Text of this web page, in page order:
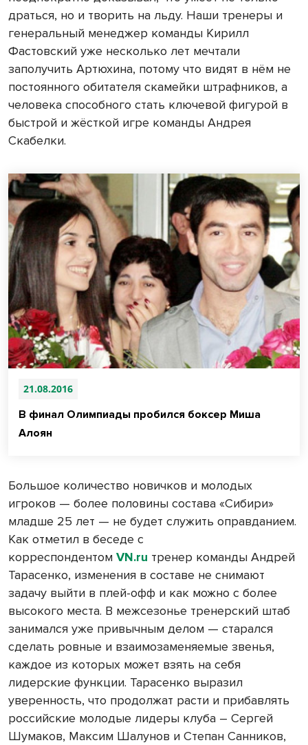
драться, но и творить на льду. Наши тренеры и
генеральный менеджер команды Кирилл
Фастовский уже несколько лет мечтали
заполучить Артюхина, потому что видят в нём не
постоянного обитателя скамейки штрафников, а
человека способного стать ключевой фигурой в
быстрой и жёсткой игре команды Андрея
Скабелки.
21.08.2016
В финал Олимпиады пробился боксер Миша
Алоян
Большое количество новичков и молодых
игроков — более половины состава «Сибири»
младше 25 лет — не будет служить оправданием.
Как отметил в беседе с
корреспондентом VN.ru тренер команды Андрей
Тарасенко, изменения в составе не снимают
задачу выйти в плей-офф и как можно с более
высокого места. В межсезонье тренерский штаб
занимался уже привычным делом — старался
сделать ровные и взаимозаменяемые звенья,
каждое из которых может взять на себя
лидерские функции. Тарасенко выразил
уверенность, что продолжат расти и прибавлять
российские молодые лидеры клуба – Сергей
Шумаков, Максим Шалунов и Степан Санников,